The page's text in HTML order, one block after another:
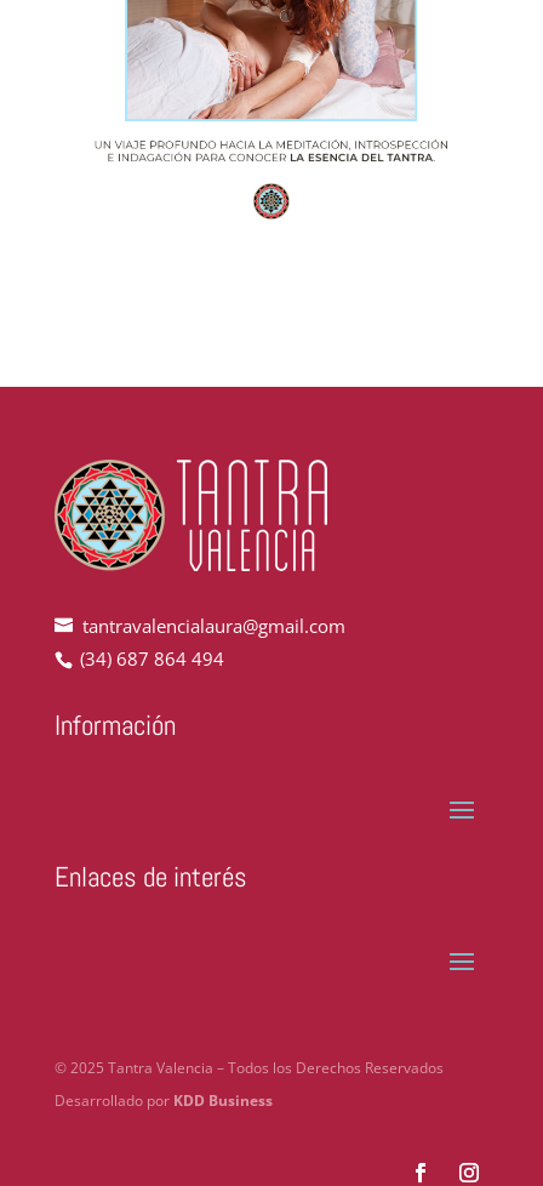
tantravalencialaura@gmail.com
(34) 687 864 494
Información
Enlaces de interés
© 2025 Tantra Valencia – Todos los Derechos Reservados
Desarrollado por KDD Business